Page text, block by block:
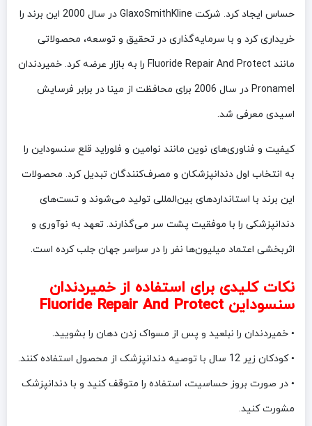
حساس ایجاد کرد. شرکت GlaxoSmithKline در سال 2000 این برند را
خریداری کرد و با سرمایه‌گذاری در تحقیق و توسعه، محصولاتی
مانند Fluoride Repair And Protect را به بازار عرضه کرد. خمیردندان
Pronamel در سال 2006 برای محافظت از مینا در برابر فرسایش
اسیدی معرفی شد.
کیفیت و فناوری‌های نوین مانند نوامین و فلوراید قلع سنسوداین را
به انتخاب اول دندانپزشکان و مصرف‌کنندگان تبدیل کرد. محصولات
این برند با استانداردهای بین‌المللی تولید می‌شوند و تست‌های
دندانپزشکی را با موفقیت پشت سر می‌گذارند. تعهد به نوآوری و
اثربخشی اعتماد میلیون‌ها نفر را در سراسر جهان جلب کرده است.
نکات کلیدی برای استفاده از خمیردندان
سنسوداین Fluoride Repair And Protect
• خمیردندان را نبلعید و پس از مسواک زدن دهان را بشویید.
• کودکان زیر 12 سال با توصیه دندانپزشک از محصول استفاده کنند.
• در صورت بروز حساسیت، استفاده را متوقف کنید و با دندانپزشک
مشورت کنید.